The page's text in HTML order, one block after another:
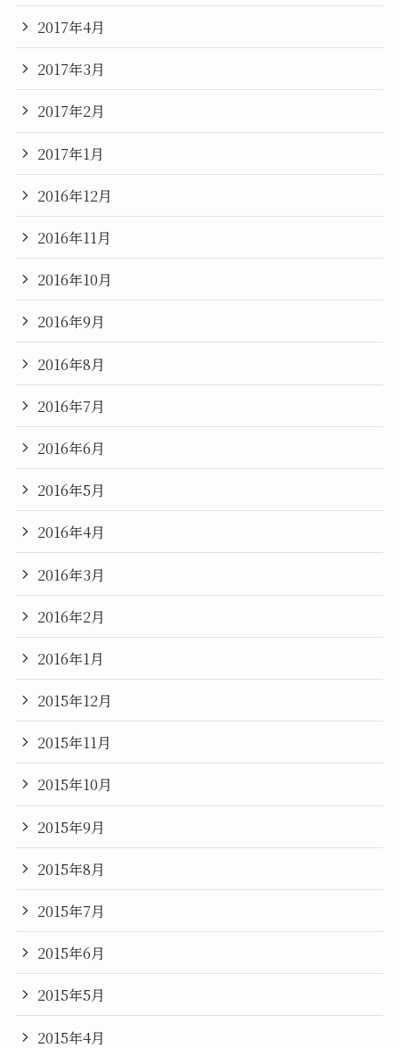
2017年4月
2017年3月
2017年2月
2017年1月
2016年12月
2016年11月
2016年10月
2016年9月
2016年8月
2016年7月
2016年6月
2016年5月
2016年4月
2016年3月
2016年2月
2016年1月
2015年12月
2015年11月
2015年10月
2015年9月
2015年8月
2015年7月
2015年6月
2015年5月
2015年4月